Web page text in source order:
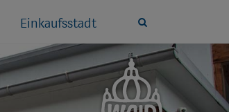
Einkaufsstadt
Site
toggle